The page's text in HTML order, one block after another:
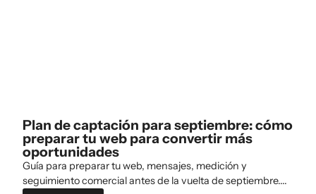
Plan de captación para septiembre: cómo
preparar tu web para convertir más
oportunidades
Guía para preparar tu web, mensajes, medición y
seguimiento comercial antes de la vuelta de septiembre....